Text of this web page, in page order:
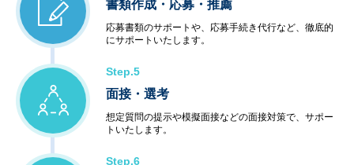
書類作成・応募・推薦
応募書類のサポートや、応募手続き代行など、徹底的
にサポートいたします。
Step.5
面接・選考
想定質問の提示や模擬面接などの面接対策で、サポー
トいたします。
Step.6